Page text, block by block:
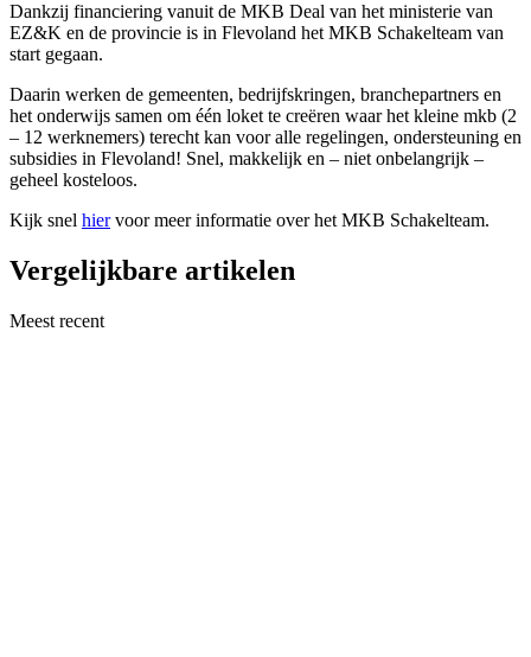
Dankzij financiering vanuit de MKB Deal van het ministerie van
EZ&K en de provincie is in Flevoland het MKB Schakelteam van
start gegaan.
Daarin werken de gemeenten, bedrijfskringen, branchepartners en
het onderwijs samen om één loket te creëren waar het kleine mkb (2
– 12 werknemers) terecht kan voor alle regelingen, ondersteuning en
subsidies in Flevoland! Snel, makkelijk en – niet onbelangrijk –
geheel kosteloos.
Kijk snel hiervoor meer informatie over het MKB Schakelteam.
Vergelijkbare artikelen
Meest recent